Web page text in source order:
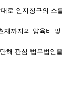
로 인지청구의 소
까지의 양육비
해 판심 법무법인